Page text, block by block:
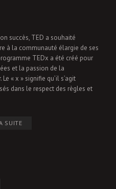
succès, TED a souhaité
à la communauté élargie de ses
TEDx a été créé pour
et la passion de la
« x » signifie qu’il s’agit
dans le respect des règles et
SUITE